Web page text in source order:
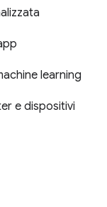
learning
e dispositivi